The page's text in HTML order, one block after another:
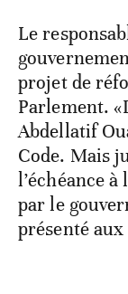
Le
projet de
Parlement.
Abdellatif
Code. Mais
l’échéance
par le
présenté